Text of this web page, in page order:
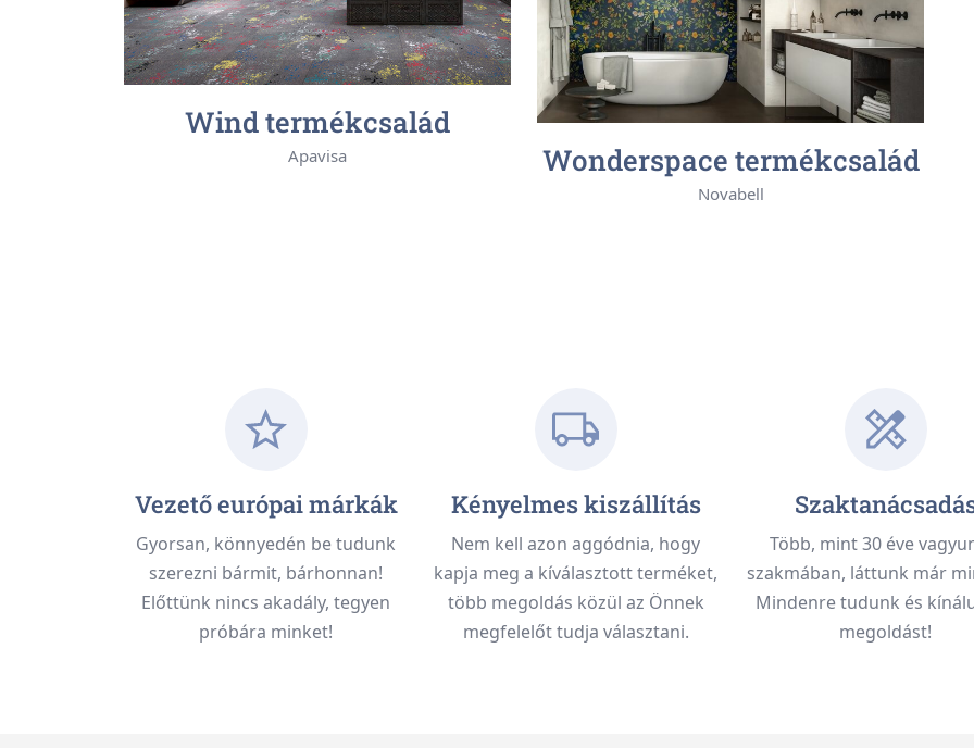
Wind termékcsalád
Apavisa Wonderspace termékcsalád
Novabell
Vezető európai márkák
Gyorsan, könnyedén be tudunk
szerezni bármit, bárhonnan!
Előttünk nincs akadály, tegyen
próbára minket!
Kényelmes kiszállítás
Nem kell azon aggódnia, hogy
kapja meg a kíválasztott terméket,
több megoldás közül az Önnek
megfelelőt tudja választani.
Több, mint 30 éve
szakmában, láttunk már
Mindenre tudunk és
megoldást!